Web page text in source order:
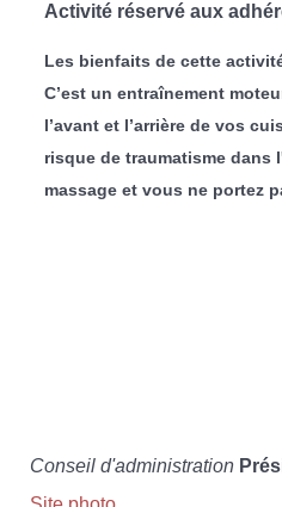
Activité réservé aux
Les bienfaits de cette
C’est un entraînement
l’avant et l’arrière de vos
risque de traumatisme dans
massage et vous ne portez
Conseil d'administration